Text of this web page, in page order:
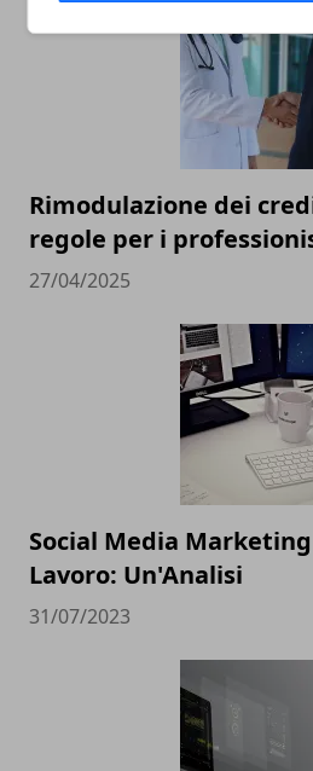
Rimodulazione dei
regole per i
27/04/2025
Social Media
Lavoro: Un'Analisi
31/07/2023